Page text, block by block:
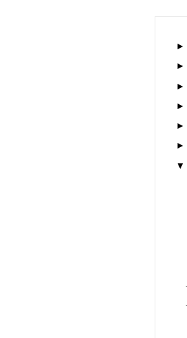
►
►
►
►
►
►
▼